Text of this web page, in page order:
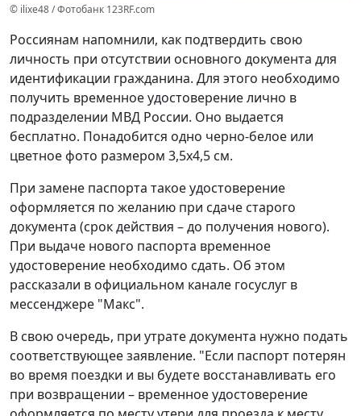
© ilixe48 / Фотобанк 123RF.com
Россиянам напомнили, как подтвердить свою
личность при отсутствии основного документа для
идентификации гражданина. Для этого необходимо
получить временное удостоверение лично в
подразделении МВД России. Оно выдается
бесплатно. Понадобится одно черно-белое или
цветное фото размером 3,5x4,5 см.
При замене паспорта такое удостоверение
оформляется по желанию при сдаче старого
документа (срок действия – до получения нового).
При выдаче нового паспорта временное
удостоверение необходимо сдать. Об этом
рассказали в официальном канале госуслуг в
мессенджере "Макс".
В свою очередь, при утрате документа нужно подать
соответствующее заявление. "Если паспорт потерян
во время поездки и вы будете восстанавливать его
при возвращении – временное удостоверение